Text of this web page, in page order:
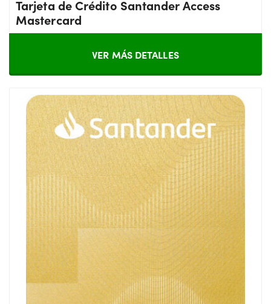
Tarjeta de Crédito Santander Access
Mastercard
VER MÁS DETALLES